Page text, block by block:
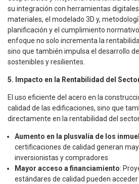
su integración con herramientas
materiales, el modelado 3D y,
planificación y el cumplimiento
enfoque no solo incrementa la
sino que también impulsa el desarrollo
sostenibles y resilientes.
5. Impacto en la Rentabilidad del
El uso eficiente del acero en la
calidad de las edificaciones, sino que
directamente en la rentabilidad del
Aumento en la plusvalía de los
certificaciones de calidad generan
inversionistas y compradores.
Mayor acceso a financiamiento:
estándares de calidad pueden